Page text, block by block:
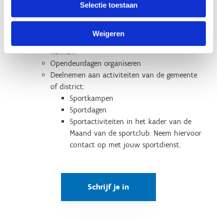
Selectie toestaan
Weigeren
Activiteiten te organiseren voor niet-leden:
Vriendjesdagen: tijdens de reguliere
clubtraining mag elk lid een vriend of vriendin
meebrengen om de sport en de club te leren
kennen.
Opendeurdagen organiseren
Deelnemen aan activiteiten van de gemeente
of district:
Sportkampen
Sportdagen
Sportactiviteiten in het kader van de
Maand van de sportclub. Neem hiervoor
contact op met jouw sportdienst.
Schrijf je in